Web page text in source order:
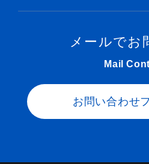
メールでお
Mail
お問い合わせ